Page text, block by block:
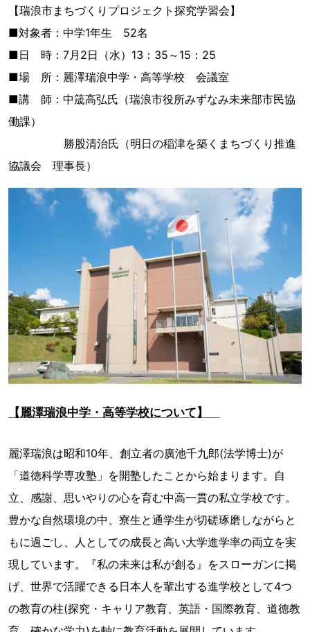
【瑞浪市まちづくりプロジェクト探究学習会】
■対象者：中学1年生 52名
■日 時：7月2日（水）13：35～15：25
■場 所：麗澤瑞浪中学・高等学校 会議室
■講 師：中筬高弘氏（瑞浪市役所みずなみ未来部市民協
働課）
勝股清治氏（明日の稲津を築くまちづくり推進
協議会 理事長）
【麗澤瑞浪中学・高等学校について】
麗澤瑞浪は昭和10年、創立者の廣池千九郎(法学博士)が
「道徳科学専攻塾」を開塾したことから始まります。自
立、感謝、思いやりの心を育む中高一貫の私立学校です。
豊かな自然環境の中、寮生と通学生が切磋琢磨しながらと
もに過ごし、人としての成長と高い大学進学率の両立を実
現しています。『私の未来は私が創る』をスローガンに掲
げ、世界で活躍できる日本人を輩出する進学校として4つ
の教育の柱(探究・キャリア教育、英語・国際教育、道徳教